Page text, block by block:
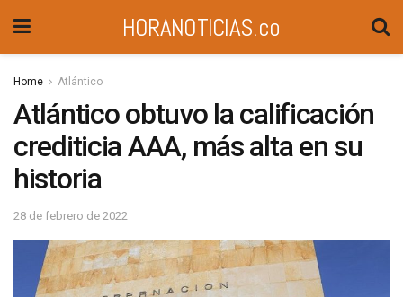
HORANOTICIAS.co
Home Atlántico
Atlántico obtuvo la calificación
crediticia AAA, más alta en su
historia
28 de febrero de 2022